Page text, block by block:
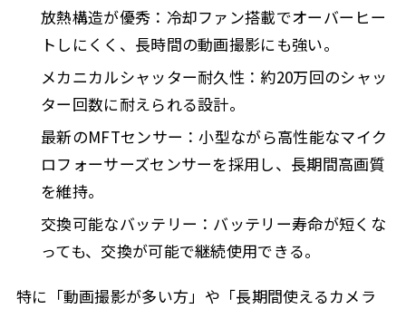
放熱構造が優秀：冷却ファン搭載でオーバーヒー
トしにくく、長時間の動画撮影にも強い。
メカニカルシャッター耐久性：約20万回のシャッ
ター回数に耐えられる設計。
最新のMFTセンサー：小型ながら高性能なマイク
ロフォーサーズセンサーを採用し、長期間高画質
を維持。
交換可能なバッテリー：バッテリー寿命が短くな
っても、交換が可能で継続使用できる。
特に「動画撮影が多い方」や「長期間使えるカメラ